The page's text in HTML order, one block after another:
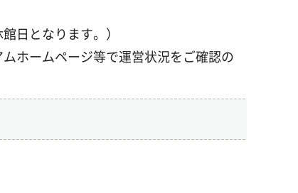
日となります。）
ホームページ等で運営状況をご確認の